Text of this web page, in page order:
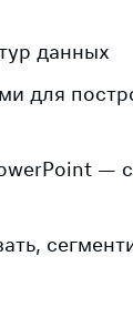
данных
для
—